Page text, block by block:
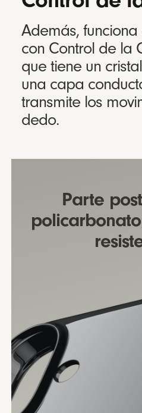
Además,
con Control de la
que tiene un
una capa
transmite los
dedo.
Parte